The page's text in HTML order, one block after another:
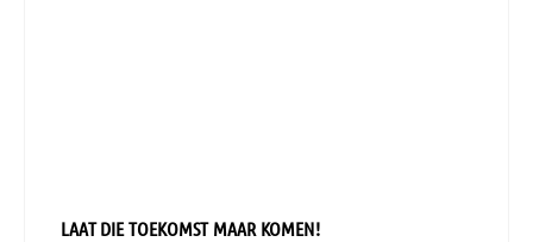
LAAT DIE TOEKOMST MAAR KOMEN!